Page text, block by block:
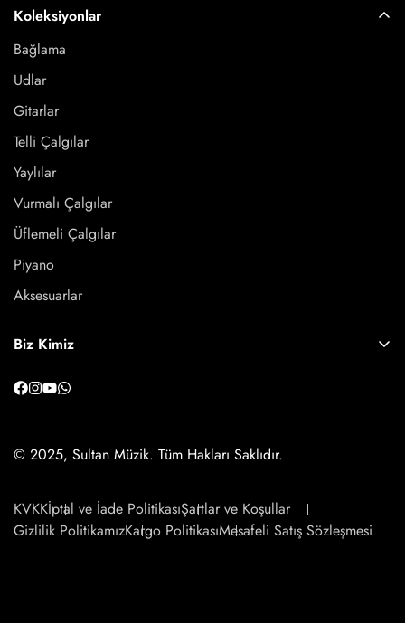
İptal ve İade Politikası
Şartlar ve Koşullar
Gizlilik Politikamız
Kargo Politikası
Mesafeli Satış Sözleşmesi
Koleksiyonlar
Bağlama
Udlar
Gitarlar
Telli Çalgılar
Yaylılar
Vurmalı Çalgılar
Üflemeli Çalgılar
Piyano
Aksesuarlar
Biz Kimiz
Hakkımızda
© 2025, Sultan Müzik. Tüm Hakları Saklıdır.
KVKKİptal ve İade PolitikasıŞartlar ve Koşullar
Gizlilik PolitikamızKargo PolitikasıMesafeli Satış Sözleşmesi